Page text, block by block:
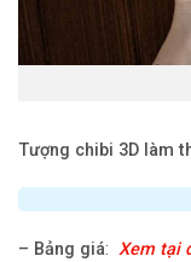
Tượng chibi 3D làm
– Bảng giá: Xem tại